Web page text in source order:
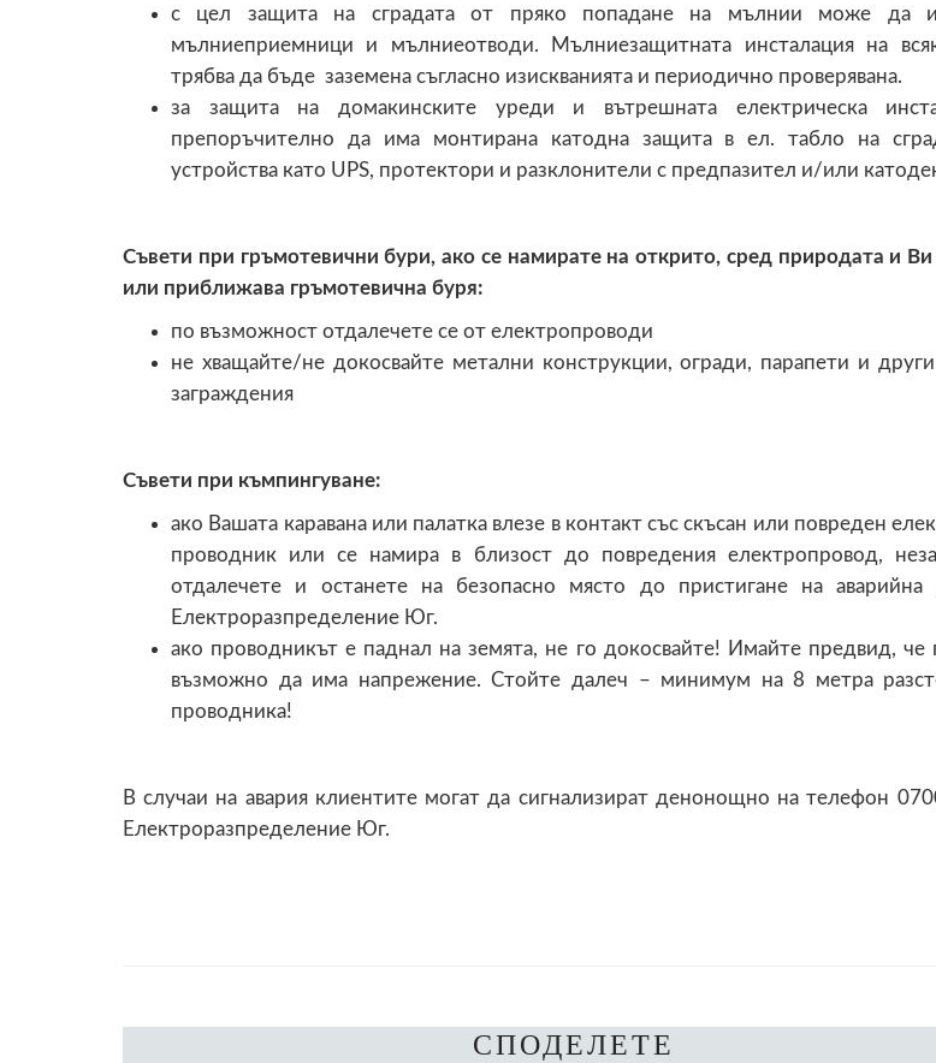
с цел защита на сградата от пряко попадане на мълнии може да
мълниеприемници и мълниеотводи. Мълниезащитната инсталация на
трябва да бъде заземена съгласно изискванията и периодично проверявана.
за защита на домакинските уреди и вътрешната електрическа
препоръчително да има монтирана катодна защита в ел. табло на
устройства като UPS, протектори и разклонители с предпазител и/или
Съвети при гръмотевични бури, ако се намирате на открито, сред природата и Ви
или приближава гръмотевична буря:
по възможност отдалечете се от електропроводи
не хващайте/не докосвайте метални конструкции, огради, парапети и
заграждения
Съвети при къмпингуване:
ако Вашата каравана или палатка влезе в контакт със скъсан или повреден
проводник или се намира в близост до повредения електропровод,
отдалечете и останете на безопасно място до пристигане на аварийна
Електроразпределение Юг.
ако проводникът е паднал на земята, не го докосвайте! Имайте предвид, че
възможно да има напрежение. Стойте далеч – минимум на 8 метра
проводника!
В случаи на авария клиентите могат да сигнализират денонощно на телефон
Електроразпределение Юг.
СПОДЕЛЕТЕ